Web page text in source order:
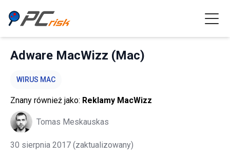
Adware MacWizz (Mac)
WIRUS MAC
Znany również jako: Reklamy MacWizz
Tomas Meskauskas
30 sierpnia 2017 (zaktualizowany)